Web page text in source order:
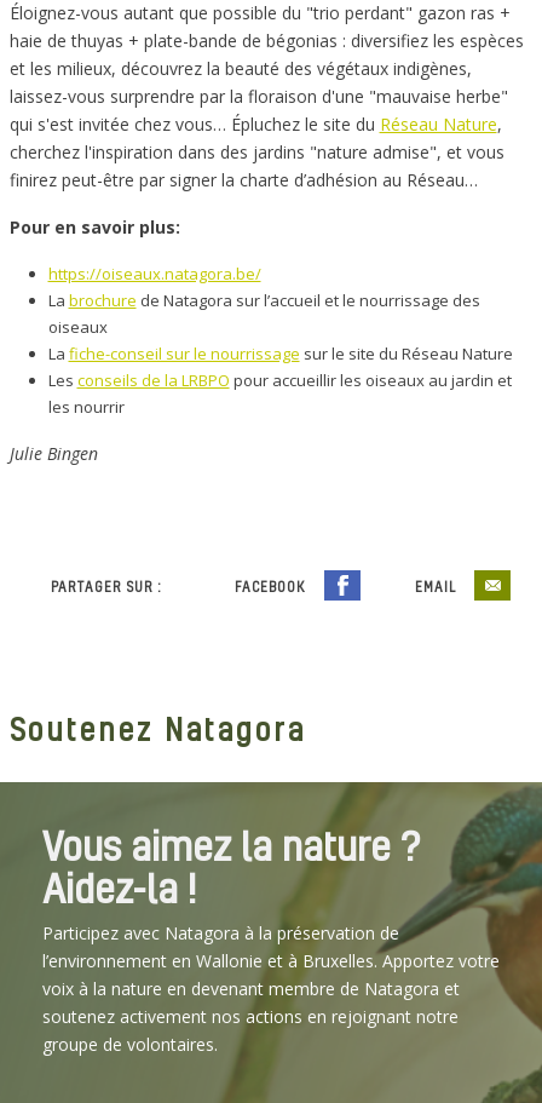
Éloignez-vous autant que possible du "trio perdant" gazon ras +
haie de thuyas + plate-bande de bégonias : diversifiez les espèces
et les milieux, découvrez la beauté des végétaux indigènes,
laissez-vous surprendre par la floraison d'une "mauvaise herbe"
qui s'est invitée chez vous… Épluchez le site du Réseau Nature,
cherchez l'inspiration dans des jardins "nature admise", et vous
finirez peut-être par signer la charte d’adhésion au Réseau…
Pour en savoir plus:
https://oiseaux.natagora.be/
La brochure de Natagora sur l’accueil et le nourrissage des
oiseaux
La fiche-conseil sur le nourrissage sur le site du Réseau Nature
Les conseils de la LRBPO pour accueillir les oiseaux au jardin et
les nourrir
Julie Bingen
PARTAGER SUR : FACEBOOK EMAIL
Soutenez Natagora
Vous aimez la nature ?
Aidez-la !
Participez avec Natagora à la préservation de
l’environnement en Wallonie et à Bruxelles. Apportez votre
voix à la nature en devenant membre de Natagora et
soutenez activement nos actions en rejoignant notre
groupe de volontaires.